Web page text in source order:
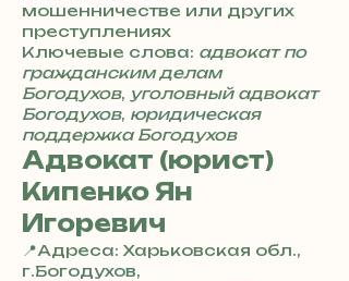
мошенничестве или других
преступлениях
Ключевые слова: адвокат по
гражданским делам
Богодухов, уголовный адвокат
Богодухов, юридическая
поддержка Богодухов
Адвокат (юрист)
Кипенко Ян
Игоревич
📍Адреса: Харьковская обл.,
г.Богодухов,